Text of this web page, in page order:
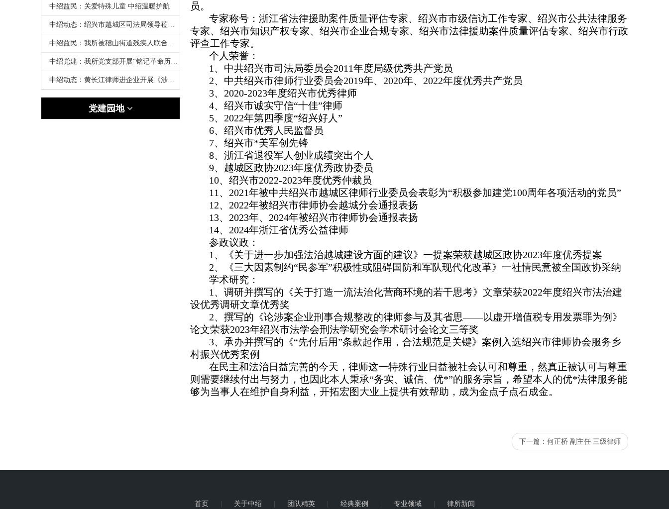
中绍益民：关爱特殊儿童 中绍温暖护航
中绍动态：绍兴市越城区司法局领导莅临我所走访調研
中绍益民：我所被稽山街道残疾人联合会授予“爱心助残商家”荣誉称号
中绍党建：我所党支部开展“铭记革命历史 赓续红色血脉”清明祭扫活动
中绍动态：黄长江律师进企业开展《涉企法律实务与风险预防》专题讲座
党建园地
员。
专家称号：浙江省法律援助案件质量评估专家、绍兴市市级信访工作专家、绍兴市公共法律服务
专家、绍兴市知识产权专家、绍兴市企业合规专家、绍兴市法律援助案件质量评估专家、绍兴市行政
评查工作专家。
个人荣誉：
1、中共绍兴市司法局委员会2011年度局级优秀共产党员
2、中共绍兴市律师行业委员会2019年、2020年、2022年度优秀共产党员
3、2020-2023年度绍兴市优秀律师
4、绍兴市诚实守信“十佳”律师
5、2022年第四季度“绍兴好人”
6、绍兴市优秀人民监督员
7、绍兴市*美军创先锋
8、浙江省退役军人创业成绩突出个人
9、越城区政协2023年度优秀政协委员
10、绍兴市2022-2023年度优秀仲裁员
11、2021年被中共绍兴市越城区律师行业委员会表彰为“积极参加建党100周年各项活动的党员”
12、2022年被绍兴市律师协会越城分会通报表扬
13、2023年、2024年被绍兴市律师协会通报表扬
14、2024年浙江省优秀公益律师
参政议政：
1、《关于进一步加强法治越城建设方面的建议》一提案荣获越城区政协2023年度优秀提案
2、《三大因素制约“民参军”积极性或阻碍国防和军队现代化改革》一社情民意被全国政协采纳
学术研究：
1、调研并撰写的《关于打造一流法治化营商环境的若干思考》文章荣获2022年度绍兴市法治建
设优秀调研文章优秀奖
2、撰写的《论涉案企业刑事合规整改的律师参与及其省思——以虚开增值税专用发票罪为例》
论文荣获2023年绍兴市法学会刑法学研究会学术研讨会论文三等奖
3、承办并撰写的《“先付后用”条款起作用，合法规范是关键》案例入选绍兴市律师协会服务乡
村振兴优秀案例
在民主和法治日益完善的今天，律师这一特殊行业日益被社会认可和尊重，然真正被认可与尊重
则需要继续付出与努力，也因此本人秉承“务实、诚信、优*”的服务宗旨，希望本人的优*法律服务能
够为当事人在维护自身利益，开拓宏图大业上提供有效帮助，成为金点子点石成金。
下一篇： 何正桥 副主任 三级律师
首页 关于中绍 团队精英 经典案例 专业领域 律所新闻